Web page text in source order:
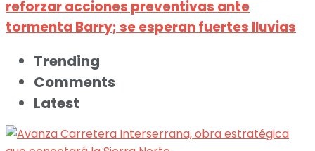
reforzar acciones preventivas ante
tormenta Barry; se esperan fuertes lluvias
Trending
Comments
Latest